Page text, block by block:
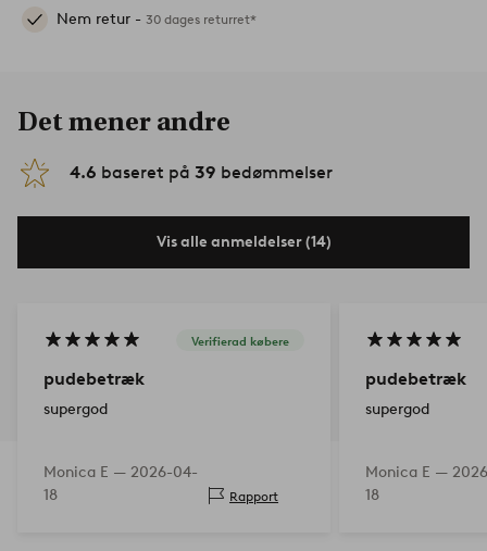
Nem retur - 30 dages returret*
Det mener andre
4.6 baseret på 39 bedømmelser
Vis alle anmeldelser (14)
Verifierad købere
pudebetræk
supergod
Monica E — 2026-04-
18
Rapport
pudebetræk
supergod
Monica E —
18